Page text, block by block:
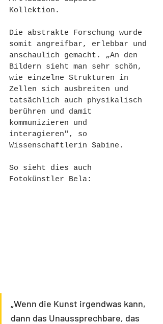
Kollektion.
Die abstrakte Forschung wurde
somit angreifbar, erlebbar und
anschaulich gemacht. „An den
Bildern sieht man sehr schön,
wie einzelne Strukturen in
Zellen sich ausbreiten und
tatsächlich auch physikalisch
berühren und damit
kommunizieren und
interagieren", so
Wissenschaftlerin Sabine.
So sieht dies auch
Fotokünstler Bela:
„Wenn die Kunst irgendwas kann,
dann das Unaussprechbare, das